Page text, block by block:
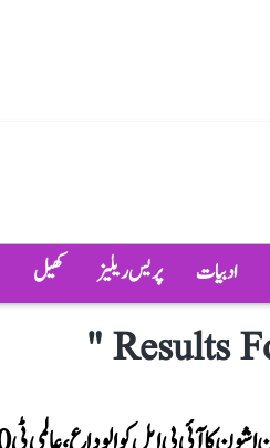
ادبیات پریس ریلیز کھیل
Results
"